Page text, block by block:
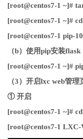
[root@centos7-1 ~]#
[root@centos7-1 ~]#
[root@centos7-1 pip-
（b）使用pip安装flask
[root@centos7-1 ~]#
（3）开启lxc web管
① 开启
[root@centos7-1 ~]#
[root@centos7-1